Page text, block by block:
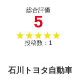
総合評価
5
★★★★★
投稿数：1
石川トヨタ自動